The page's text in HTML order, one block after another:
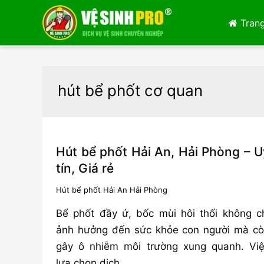
hút bể phốt cơ quan
Hút bể phốt Hải An, Hải Phòng –
tín, Giá rẻ
Hút bể phốt Hải An Hải Phòng
Bể phốt đầy ứ, bốc mùi hôi thối không
ảnh hưởng đến sức khỏe con người mà
gây ô nhiễm môi trường xung quanh.